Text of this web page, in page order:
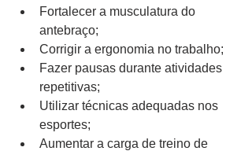
Fortalecer a musculatura do
antebraço;
Corrigir a ergonomia no trabalho;
Fazer pausas durante atividades
repetitivas;
Utilizar técnicas adequadas nos
esportes;
Aumentar a carga de treino de